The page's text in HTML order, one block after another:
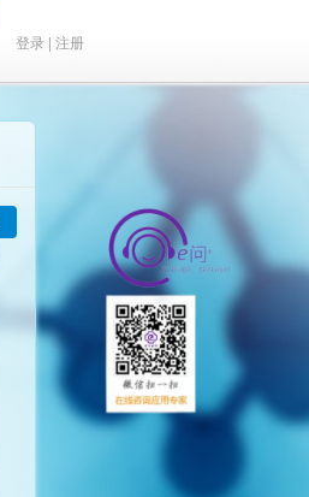
登录 | 注册